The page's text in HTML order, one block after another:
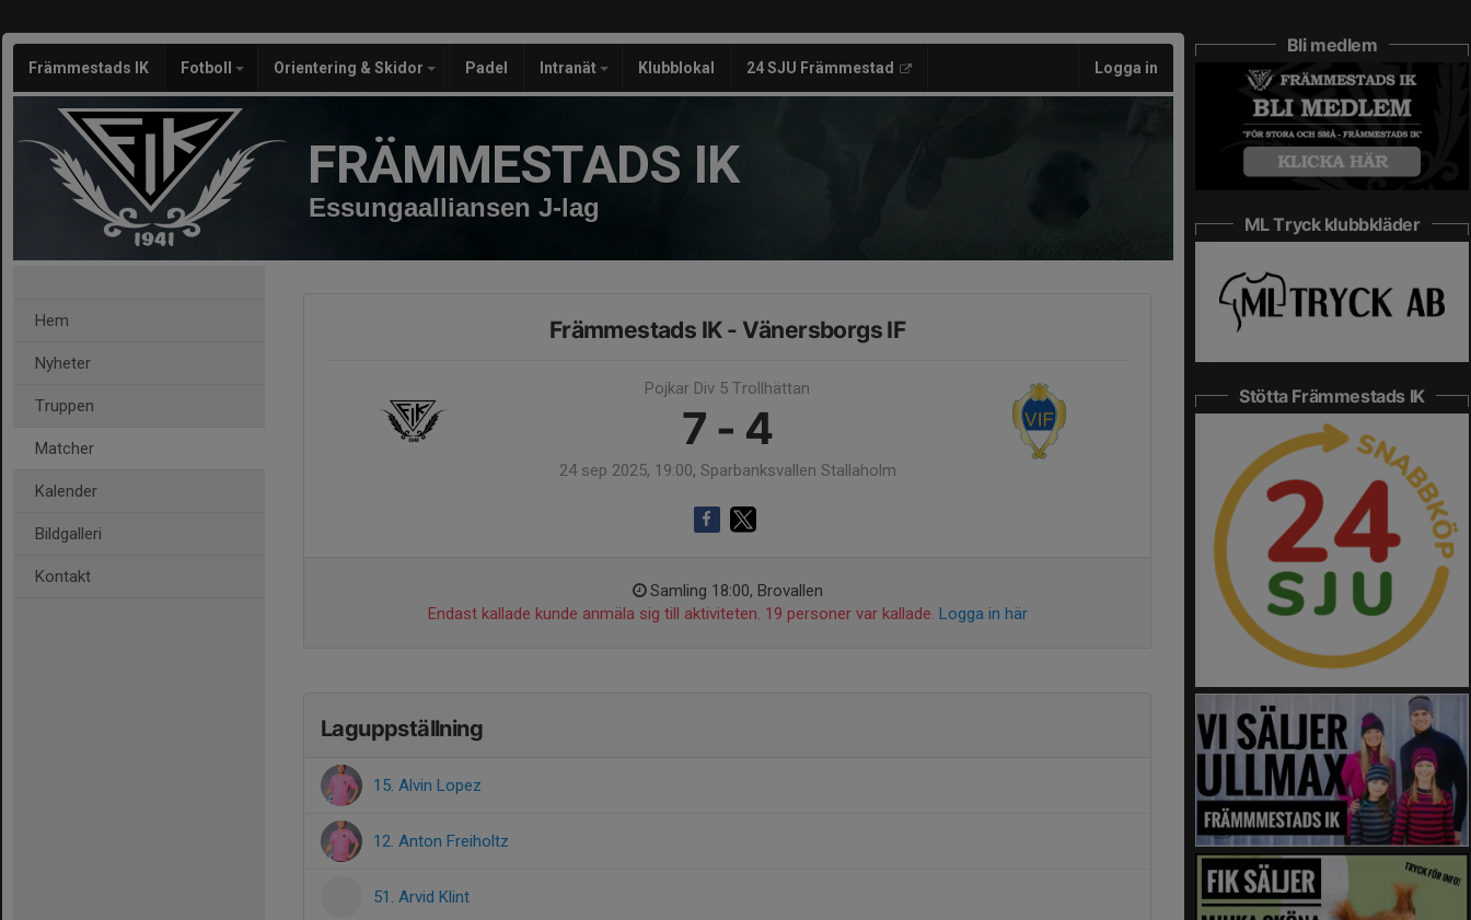
Främmestads IK Fotboll Orientering & Skidor Padel Intranät Klubblokal 24 SJU Främmestad Logga in
FRÄMMESTADS IK
Essungaalliansen J-lag
Hem
Nyheter
Truppen
Matcher
Kalender
Bildgalleri
Kontakt
Främmestads IK - Vänersborgs IF
Pojkar Div 5 Trollhättan
7 - 4
24 sep 2025, 19:00, Sparbanksvallen Stallaholm
Samling 18:00, Brovallen
Endast kallade kunde anmäla sig till aktiviteten. 19 personer var kallade. Logga in här
Laguppställning
15. Alvin Lopez
12. Anton Freiholtz
51. Arvid Klint
Bli medlem
ML Tryck klubbkläder
Stötta Främmestads IK